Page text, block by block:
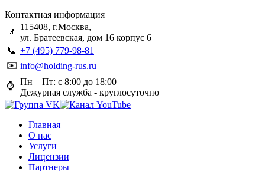
Контактная информация
📌
115408, г.Москва,
ул. Братеевская, дом 16 корпус 6
📞 +7 (495) 779-98-81
✉️ info@holding-rus.ru
⌚️ Пн – Пт: с 8:00 до 18:00
Дежурная служба - круглосуточно
Главная
О нас
Услуги
Лицензии
Партнеры